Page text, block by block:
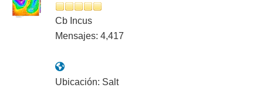
Cb Incus
Mensajes: 4,417
Ubicación: Salt